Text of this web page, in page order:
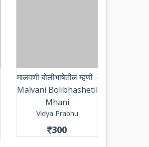
मालवणी बोलीभाषेतील म्हणी -
Malvani Bolibhashetil
Mhani
Vidya Prabhu
300